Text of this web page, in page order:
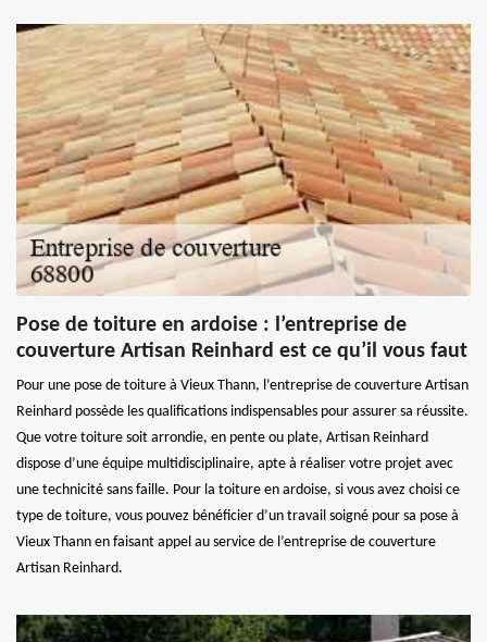
Pose de toiture en ardoise : l’entreprise de
couverture Artisan Reinhard est ce qu’il vous faut
Pour une pose de toiture à Vieux Thann, l’entreprise de couverture Artisan
Reinhard possède les qualifications indispensables pour assurer sa réussite.
Que votre toiture soit arrondie, en pente ou plate, Artisan Reinhard
dispose d’une équipe multidisciplinaire, apte à réaliser votre projet avec
une technicité sans faille. Pour la toiture en ardoise, si vous avez choisi ce
type de toiture, vous pouvez bénéficier d’un travail soigné pour sa pose à
Vieux Thann en faisant appel au service de l’entreprise de couverture
Artisan Reinhard.